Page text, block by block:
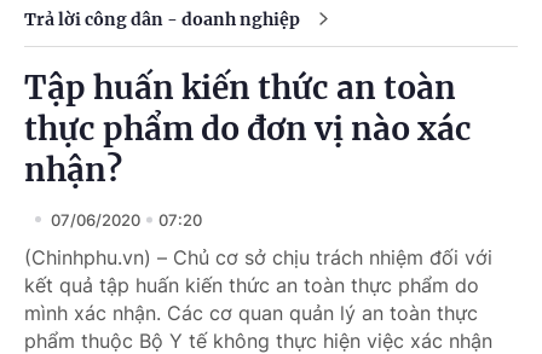
Trả lời công dân - doanh nghiệp
Tập huấn kiến thức an toàn
thực phẩm do đơn vị nào xác
nhận?
07/06/2020 07:20
(Chinhphu.vn) – Chủ cơ sở chịu trách nhiệm đối với
kết quả tập huấn kiến thức an toàn thực phẩm do
mình xác nhận. Các cơ quan quản lý an toàn thực
phẩm thuộc Bộ Y tế không thực hiện việc xác nhận